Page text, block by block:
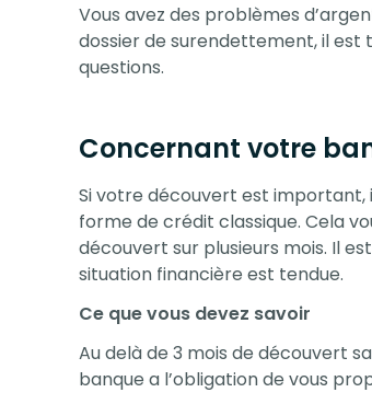
Vous avez des problèmes
dossier de surendettement, il
questions.
Concernant votre
Si votre découvert est important,
forme de crédit classique. Cela
découvert sur plusieurs mois. Il
situation financière est tendue.
Ce que vous devez savoir
Au delà de 3 mois de découvert
banque a l’obligation de vous